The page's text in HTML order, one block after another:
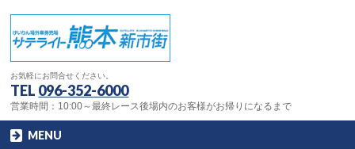
お気軽にお問合せください。
TEL 096-352-6000
営業時間：10:00～最終レース後場内のお客様がお帰りになるまで
MENU